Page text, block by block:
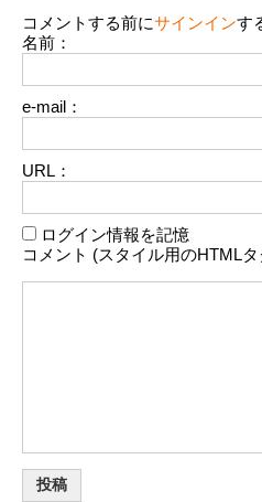
コメントする前にサインインす
名前：
e-mail：
URL：
ログイン情報を記憶
コメント (スタイル用のHTML